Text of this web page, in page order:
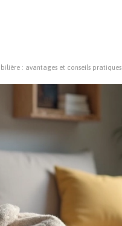
: avantages et conseils pratiques